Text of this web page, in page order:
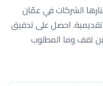
الشركات في عمّان
تقديمية. احصل على تدقيق
أين تقف وما المطلوب